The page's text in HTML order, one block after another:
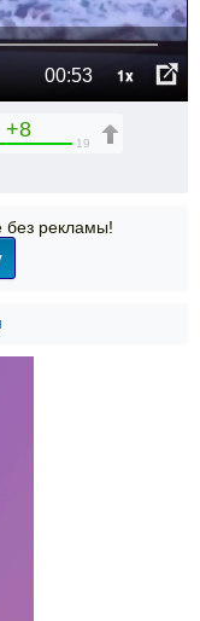
00:53 1x
+8
19
без рекламы!